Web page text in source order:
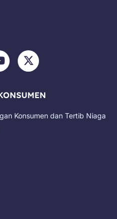
X
-
i
t
Konsumen dan Tertib Niaga